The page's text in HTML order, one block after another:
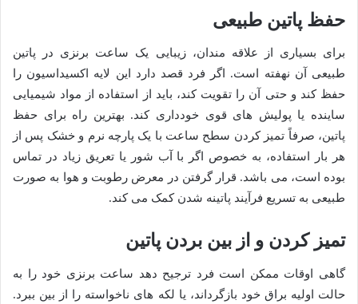
حفظ پاتین طبیعی
برای بسیاری از علاقه مندان، زیبایی یک ساعت برنزی در پاتین
طبیعی آن نهفته است. اگر فرد قصد دارد این لایه اکسیداسیون را
حفظ کند و حتی آن را تقویت کند، باید از استفاده از مواد شیمیایی
ساینده یا پولیش های قوی خودداری کند. بهترین راه برای حفظ
پاتین، صرفاً تمیز کردن سطح ساعت با یک پارچه نرم و خشک پس از
هر بار استفاده، به خصوص اگر با آب شور یا تعریق زیاد در تماس
بوده است، می باشد. قرار گرفتن در معرض رطوبت و هوا به صورت
طبیعی به تسریع فرآیند پاتینه شدن کمک می کند.
تمیز کردن و از بین بردن پاتین
گاهی اوقات ممکن است فرد ترجیح دهد ساعت برنزی خود را به
حالت اولیه براق خود بازگرداند، یا لکه های ناخواسته را از بین ببرد.